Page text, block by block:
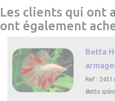
Les clients qui ont
ont également
Betta
Ref :
Betta